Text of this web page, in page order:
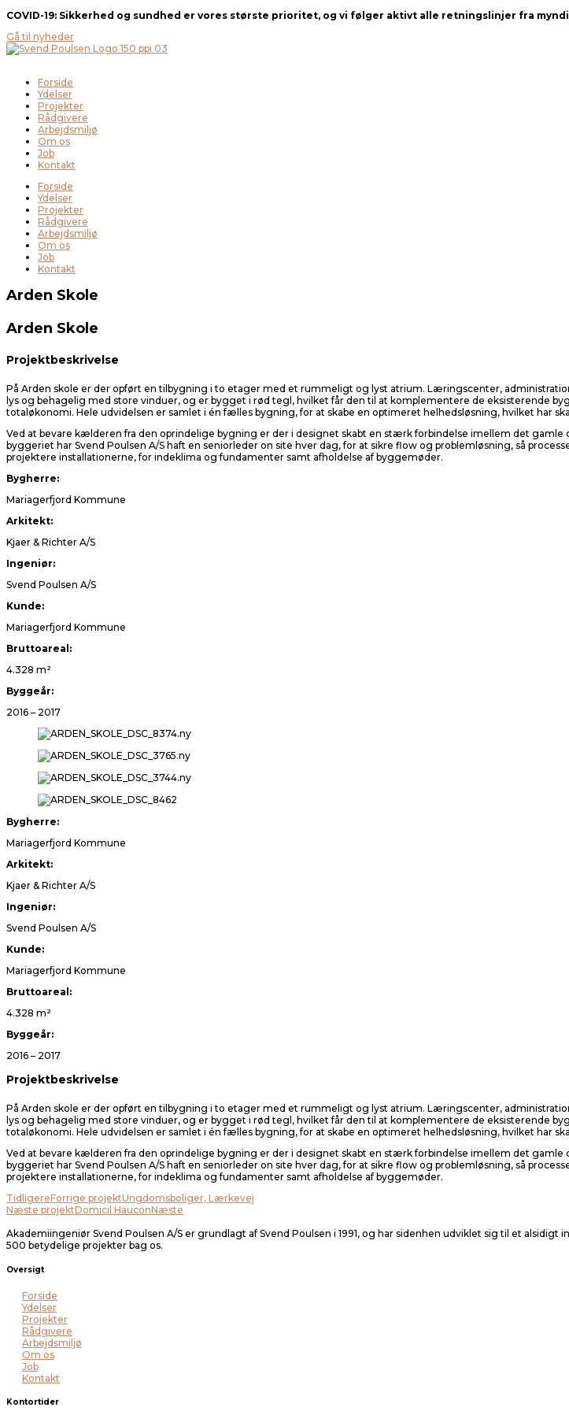
til
indholdet
COVID-19: Sikkerhed og sundhed er vores største prioritet, og vi følger aktivt alle retningslinjer fra
Gå til nyheder
Forside
Ydelser
Projekter
Rådgivere
Arbejdsmiljø
Om os
Job
Kontakt
Forside
Ydelser
Projekter
Rådgivere
Arbejdsmiljø
Om os
Job
Kontakt
Arden Skole
Arden Skole
Projektbeskrivelse
På Arden skole er der opført en tilbygning i to etager med et rummeligt og lyst atrium. Læringscenter,
lys og behagelig med store vinduer, og er bygget i rød tegl, hvilket får den til at komplementere de eksisterende
totaløkonomi. Hele udvidelsen er samlet i én fælles bygning, for at skabe en optimeret helhedsløsning, hvilket
Ved at bevare kælderen fra den oprindelige bygning er der i designet skabt en stærk forbindelse imellem det
byggeriet har Svend Poulsen A/S haft en seniorleder on site hver dag, for at sikre flow og problemløsning, så
projektere installationerne, for indeklima og fundamenter samt afholdelse af byggemøder.
Bygherre:
Mariagerfjord Kommune
Arkitekt:
Kjaer & Richter A/S
Ingeniør:
Svend Poulsen A/S
Kunde:
Mariagerfjord Kommune
Bruttoareal:
4.328 m²
Byggeår:
2016 – 2017
Bygherre:
Mariagerfjord Kommune
Arkitekt:
Kjaer & Richter A/S
Ingeniør:
Svend Poulsen A/S
Kunde:
Mariagerfjord Kommune
Bruttoareal:
4.328 m²
Byggeår:
2016 – 2017
Projektbeskrivelse
På Arden skole er der opført en tilbygning i to etager med et rummeligt og lyst atrium. Læringscenter,
lys og behagelig med store vinduer, og er bygget i rød tegl, hvilket får den til at komplementere de eksisterende
totaløkonomi. Hele udvidelsen er samlet i én fælles bygning, for at skabe en optimeret helhedsløsning, hvilket
Ved at bevare kælderen fra den oprindelige bygning er der i designet skabt en stærk forbindelse imellem det
byggeriet har Svend Poulsen A/S haft en seniorleder on site hver dag, for at sikre flow og problemløsning, så
projektere installationerne, for indeklima og fundamenter samt afholdelse af byggemøder.
TidligereForrige projektUngdomsboliger, Lærkevej
Næste projektDomicil HauconNæste
Akademiingeniør Svend Poulsen A/S er grundlagt af Svend Poulsen i 1991, og har sidenhen udviklet sig til et
500 betydelige projekter bag os.
Oversigt
Forside
Ydelser
Projekter
Rådgivere
Arbejdsmiljø
Om os
Job
Kontakt
Kontortider